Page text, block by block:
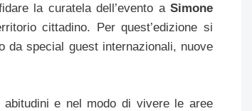
la curatela dell’evento a Simone
cittadino. Per quest’edizione si
da special guest internazionali, nuove
e nel modo di vivere le aree